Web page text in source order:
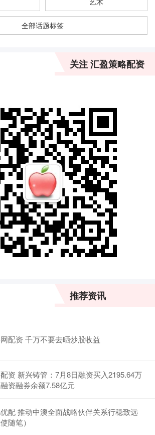
全部话题标签
关注 汇盈策略配资
推荐资讯
配资 千万不要去晒炒股收益
资 新兴铸管：7月8日融资买入2195.64万
资融券余额7.58亿元
配 推动中澳全面战略伙伴关系行稳致远
使随笔）